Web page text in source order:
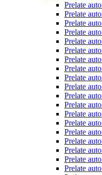
Prelate
Prelate
Prelate
Prelate
Prelate
Prelate
Prelate
Prelate
Prelate
Prelate
Prelate
Prelate
Prelate
Prelate
Prelate
Prelate
Prelate
Prelate
Prelate